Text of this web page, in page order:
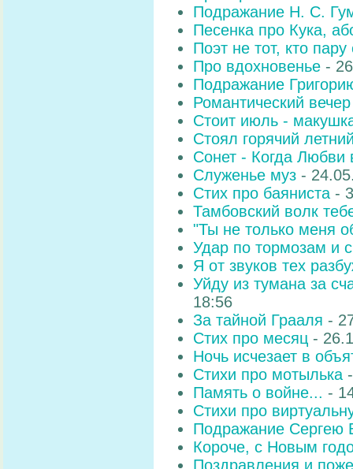
Подражание Н. С.
Песенка про Кука,
Поэт не тот, кто пару
Про вдохновенье -
Подражание
Романтический
Стоит июль -
Стоял горячий
Сонет - Когда Любви
Служенье муз -
Стих про баяниста -
Тамбовский волк
"Ты не только меня
Удар по тормозам и
Я от звуков тех
Уйду из тумана за
18:56
За тайной Грааля -
Стих про месяц -
Ночь исчезает в
Стихи про мотылька
Память о войне... -
Стихи про
Подражание Сергею
Короче, с Новым
Поздравления и